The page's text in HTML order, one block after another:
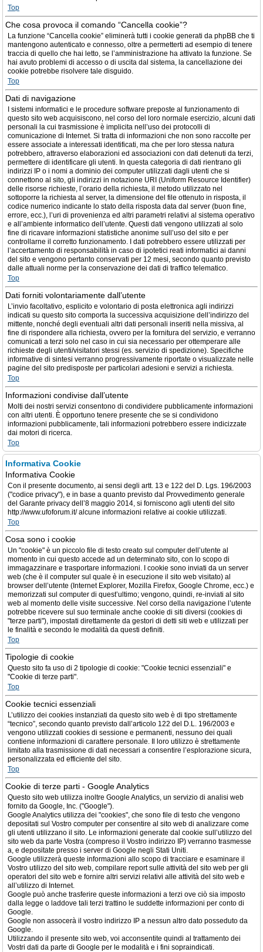
Top
Che cosa provoca il comando “Cancella cookie”?
La funzione “Cancella cookie” eliminerà tutti i cookie generati da phpBB che ti
mantengono autenticato e connesso, oltre a permetterti ad esempio di tenere
traccia di quello che hai letto, se l’amministrazione ha attivato la funzione. Se
hai avuto problemi di accesso o di uscita dal sistema, la cancellazione dei
cookie potrebbe risolvere tale disguido.
Top
Dati di navigazione
I sistemi informatici e le procedure software preposte al funzionamento di
questo sito web acquisiscono, nel corso del loro normale esercizio, alcuni dati
personali la cui trasmissione è implicita nell’uso dei protocolli di
comunicazione di Internet. Si tratta di informazioni che non sono raccolte per
essere associate a interessati identificati, ma che per loro stessa natura
potrebbero, attraverso elaborazioni ed associazioni con dati detenuti da terzi,
permettere di identificare gli utenti. In questa categoria di dati rientrano gli
indirizzi IP o i nomi a dominio dei computer utilizzati dagli utenti che si
connettono al sito, gli indirizzi in notazione URI (Uniform Resource Identifier)
delle risorse richieste, l’orario della richiesta, il metodo utilizzato nel
sottoporre la richiesta al server, la dimensione del file ottenuto in risposta, il
codice numerico indicante lo stato della risposta data dal server (buon fine,
errore, ecc.), l’uri di provenienza ed altri parametri relativi al sistema operativo
e all’ambiente informatico dell’utente. Questi dati vengono utilizzati al solo
fine di ricavare informazioni statistiche anonime sull’uso del sito e per
controllarne il corretto funzionamento. I dati potrebbero essere utilizzati per
l’accertamento di responsabilità in caso di ipotetici reati informatici ai danni
del sito e vengono pertanto conservati per 12 mesi, secondo quanto previsto
dalle attuali norme per la conservazione dei dati di traffico telematico.
Top
Dati forniti volontariamente dall’utente
L’invio facoltativo, esplicito e volontario di posta elettronica agli indirizzi
indicati su questo sito comporta la successiva acquisizione dell’indirizzo del
mittente, nonché degli eventuali altri dati personali inseriti nella missiva, al
fine di rispondere alla richiesta, ovvero per la fornitura del servizio, e verranno
comunicati a terzi solo nel caso in cui sia necessario per ottemperare alle
richieste degli utenti/visitatori stessi (es. servizio di spedizione). Specifiche
informative di sintesi verranno progressivamente riportate o visualizzate nelle
pagine del sito predisposte per particolari adesioni e servizi a richiesta.
Top
Informazioni condivise dall’utente
Molti dei nostri servizi consentono di condividere pubblicamente informazioni
con altri utenti. È opportuno tenere presente che se si condividono
informazioni pubblicamente, tali informazioni potrebbero essere indicizzate
dai motori di ricerca.
Top
Informativa Cookie
Informativa Cookie
Con il presente documento, ai sensi degli artt. 13 e 122 del D. Lgs. 196/2003
("codice privacy"), e in base a quanto previsto dal Provvedimento generale
del Garante privacy dell’8 maggio 2014, si forniscono agli utenti del sito
http://www.ufoforum.it/ alcune informazioni relative ai cookie utilizzati.
Top
Cosa sono i cookie
Un "cookie" è un piccolo file di testo creato sul computer dell’utente al
momento in cui questo accede ad un determinato sito, con lo scopo di
immagazzinare e trasportare informazioni. I cookie sono inviati da un server
web (che è il computer sul quale è in esecuzione il sito web visitato) al
browser dell’utente (Internet Explorer, Mozilla Firefox, Google Chrome, ecc.) e
memorizzati sul computer di quest’ultimo; vengono, quindi, re-inviati al sito
web al momento delle visite successive. Nel corso della navigazione l’utente
potrebbe ricevere sul suo terminale anche cookie di siti diversi (cookies di
"terze parti"), impostati direttamente da gestori di detti siti web e utilizzati per
le finalità e secondo le modalità da questi definiti.
Top
Tipologie di cookie
Questo sito fa uso di 2 tipologie di cookie: "Cookie tecnici essenziali" e
"Cookie di terze parti".
Top
Cookie tecnici essenziali
L’utilizzo dei cookies instanziati da questo sito web è di tipo strettamente
“tecnico”, secondo quanto previsto dall’articolo 122 del D.L. 196/2003 e
vengono utilizzati cookies di sessione e permanenti, nessuno dei quali
contiene informazioni di carattere personale. Il loro utilizzo è strettamente
limitato alla trasmissione di dati necessari a consentire l’esplorazione sicura,
personalizzata ed efficiente del sito.
Top
Cookie di terze parti - Google Analytics
Questo sito web utilizza inoltre Google Analytics, un servizio di analisi web
fornito da Google, Inc. ("Google").
Google Analytics utilizza dei "cookies", che sono file di testo che vengono
depositati sul Vostro computer per consentire al sito web di analizzare come
gli utenti utilizzano il sito. Le informazioni generate dal cookie sull’utilizzo del
sito web da parte Vostra (compreso il Vostro indirizzo IP) verranno trasmesse
a, e depositate presso i server di Google negli Stati Uniti.
Google utilizzerà queste informazioni allo scopo di tracciare e esaminare il
Vostro utilizzo del sito web, compilare report sulle attività del sito web per gli
operatori del sito web e fornire altri servizi relativi alle attività del sito web e
all’utilizzo di Internet.
Google può anche trasferire queste informazioni a terzi ove ciò sia imposto
dalla legge o laddove tali terzi trattino le suddette informazioni per conto di
Google.
Google non assocerà il vostro indirizzo IP a nessun altro dato posseduto da
Google.
Utilizzando il presente sito web, voi acconsentite quindi al trattamento dei
Vostri dati da parte di Google per le modalità e i fini sopraindicati.